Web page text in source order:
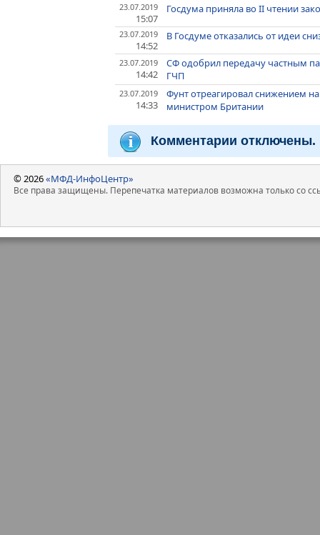
23.07.2019
15:07
Госдума приняла во II чтении
23.07.2019
14:52
В Госдуме отказались от идеи
23.07.2019
14:42
СФ одобрил передачу частным
ГЧП
23.07.2019
14:33
Фунт отреагировал снижением
министром Британии
Комментарии отключены.
© 2026«МФД-ИнфоЦентр»
Все права защищены. Перепечатка материалов возможна только со